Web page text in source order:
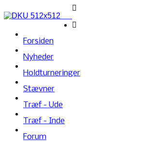
Forsiden
Nyheder
Holdturneringer
Stævner
Træf - Ude
Træf - Inde
Forum